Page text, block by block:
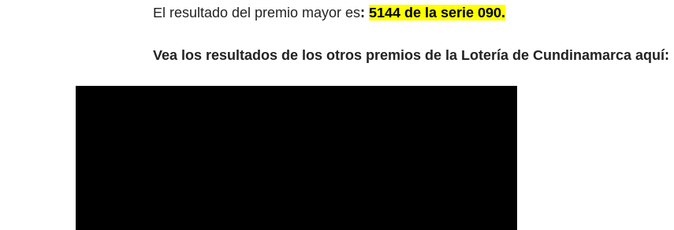
El resultado del premio mayor es: 5144 de la serie 090.
Vea los resultados de los otros premios de la Lotería de Cundinamarca aquí: